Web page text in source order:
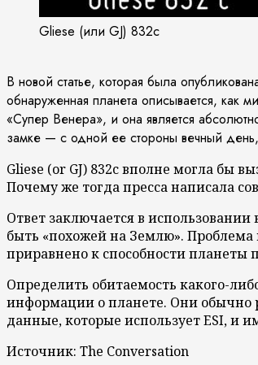
Gliese (или GJ) 832c
В новой статье, которая была
обнаруженная планета описывается, как
«Супер Венера», и она является
замке — с одной ее стороны вечный день,
Gliese (or GJ) 832c вполне могла бы
Почему же тогда пресса написала
Ответ заключается в
быть «похожей на Землю». Проблема
приравнено к способности планеты
Определить обитаемость какого-
информации о планете. Они обычно
данные, которые использует ESI, и
Источник: The Conversation